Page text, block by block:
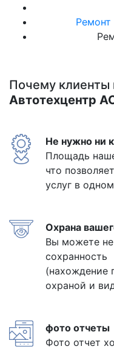
Ремонт
Почему клиенты
Автотехцентр
Не нужно ни
Площадь
что
услуг в
Охрана
Вы можете не
сохранность
(нахождение
охраной и
фото отчеты
Фото отчет